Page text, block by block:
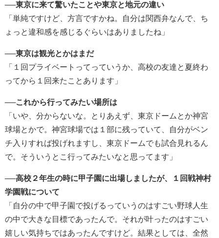
──東京に来て驚いたことや東京と地元の違い
「単純ですけど、方言ですかね。自分は関西弁なんで、ち
ょっと違和感を感じるぐらいはありましたね」
──東京は観光とかはまだ
「１回プライベートってっていうか、高校の友達と夏終わ
ってから１回来たことあります」
──これから行ってみたい場所は
「いや、分からないな。とりあえず、東京ドームとか神宮
球場とかで。神宮球場では１部に残っていて、自分がベン
チ入りすれば投げれますし、東京ドームでも試合見れるん
で。そういうとこ行ってみたいなと思ってます」
──高校２年生の時に甲子園に出場しましたが、１回戦神村
学園戦について
「自分の中で甲子園で投げるっていうのはすごい野球人生
の中で大きな目標であったんで。それが叶ったのはすごい
嬉しい気持ちではあったんですけど。結果としては、全然